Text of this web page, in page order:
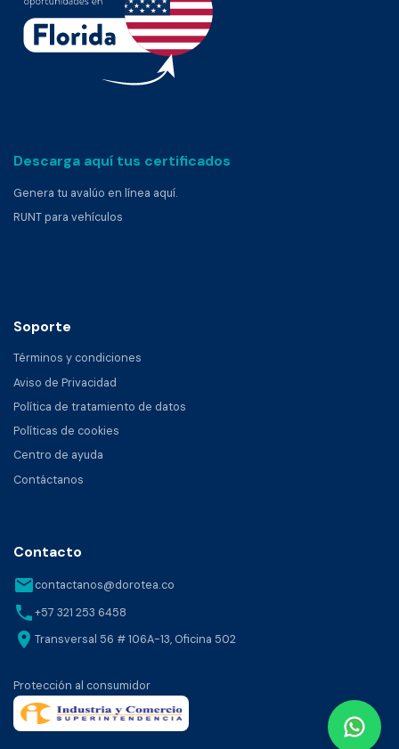
Descarga aquí tus certificados
Genera tu avalúo en línea aquí.
RUNT para vehículos
Soporte
Términos y condiciones
Aviso de Privacidad
Política de tratamiento de datos
Políticas de cookies
Centro de ayuda
Contáctanos
Contacto
emailcontactanos@dorotea.co
phone+57 321 253 6458
location_onTransversal 56 # 106A-13, Oficina 502
Protección al consumidor